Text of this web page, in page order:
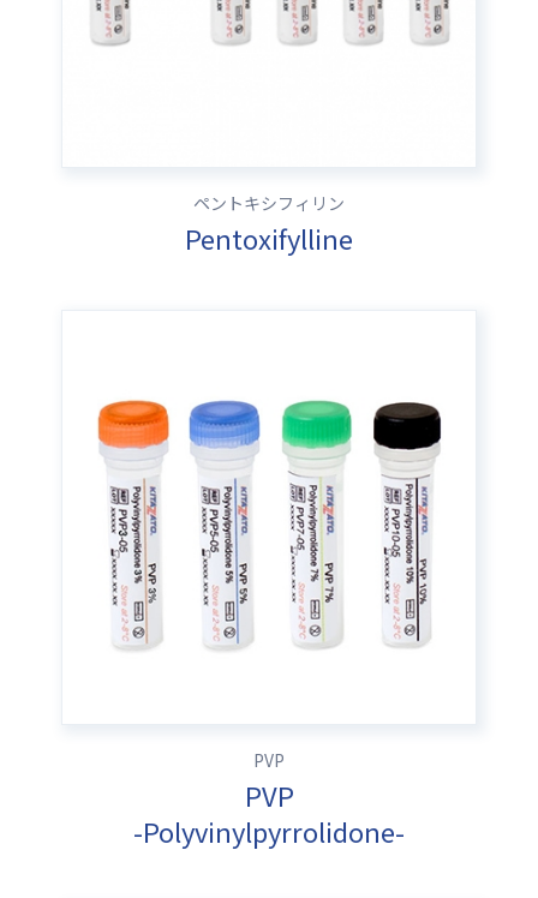
ペントキシフィリン
Pentoxifylline
PVP
PVP
-Polyvinylpyrrolidone-